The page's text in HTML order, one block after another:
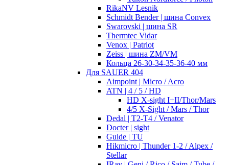
RikaNV Lesnik
Schmidt Bender | шина Convex
Swarovski | шина SR
Thermtec Vidar
Venox | Patriot
Zeiss | шина ZM/VM
Кольца 26-30-34-35-36-40 мм
Для SAUER 404
Aimpoint | Micro / Acro
ATN | 4 / 5 / HD
HD X-sight I+II/Thor/Mars
4/5 X-Sight / Mars / Thor
Dedal | T2-T4 / Venator
Docter | sight
Guide | TU
Hikmicro | Thunder 1-2 / Alpex /
Stellar